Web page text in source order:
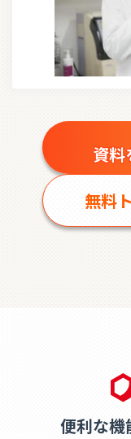
資料
無料
便利な機